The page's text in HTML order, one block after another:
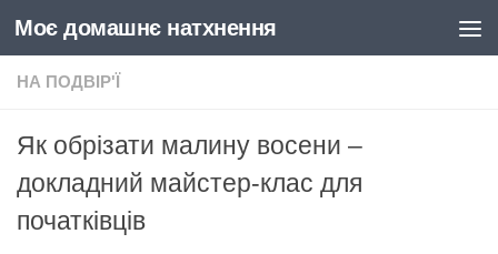
Skip to content
Моє домашнє натхнення
НА ПОДВІР'Ї
Як обрізати малину восени –
докладний майстер-клас для
початківців